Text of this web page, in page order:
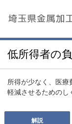
低所得者の
所得が少なく、医療
軽減させるためのし
解説